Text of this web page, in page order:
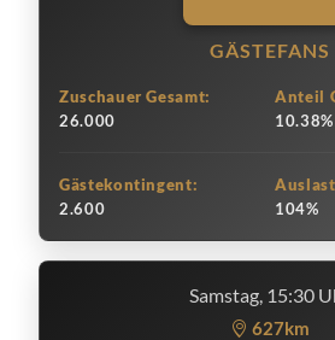
GÄSTEFANS
Zuschauer Gesamt:
26.000
Anteil
10.38%
Gästekontingent:
2.600
104%
Samstag, 15:30
627km